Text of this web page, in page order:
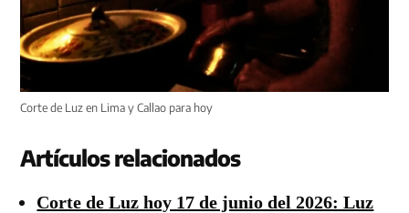
Corte de Luz en Lima y Callao para hoy
Artículos relacionados
Corte de Luz hoy 17 de junio del 2026: Luz